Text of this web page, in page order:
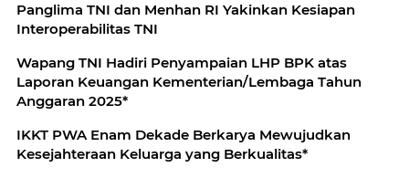
Panglima TNI dan Menhan RI Yakinkan Kesiapan
Interoperabilitas TNI
Wapang TNI Hadiri Penyampaian LHP BPK atas
Laporan Keuangan Kementerian/Lembaga Tahun
Anggaran 2025*
IKKT PWA Enam Dekade Berkarya Mewujudkan
Kesejahteraan Keluarga yang Berkualitas*